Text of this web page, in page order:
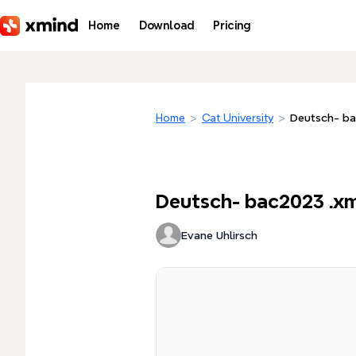
Home Download Pricing
Home > Cat University > Deutsch-
Deutsch- bac2023
Evane Uhlirsch